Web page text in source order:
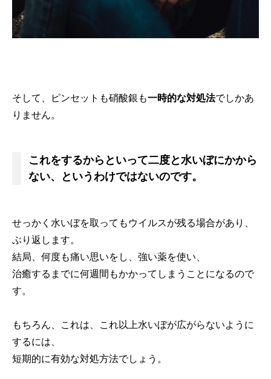
そして、ピンセットも硝酸銀も一時的な対処法でしかあ
りません。
これをするからといって二度と水いぼにかから
ない、というわけではないのです。
せっかく水いぼを取ってもウイルスが残る場合があり、
ぶり返します。
結局、何度も痛い思いをし、強い薬を使い、
治癒するまでに何週間もかかってしまうことになるので
す。
もちろん、これは、これ以上水いぼが広がらないように
するには、
短期的に有効な対処方法でしょう。